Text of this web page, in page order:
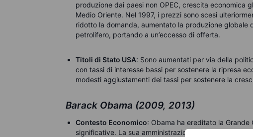
produzione dai paesi non OPEC, crescita economica
Medio Oriente. Nel 1997, i prezzi sono scesi
ridotto la domanda, aumentato la produzione globale
petrolifero, portando a un’eccesso di offerta.
Titoli di Stato USA: Sono aumentati per via della
con tassi di interesse bassi per sostenere la ripresa
modesti aggiustamenti dei tassi per sostenere la
Barack Obama (2009, 2013)
Contesto Economico: Obama ha ereditato la
significative. La sua amministrazione ha implementato